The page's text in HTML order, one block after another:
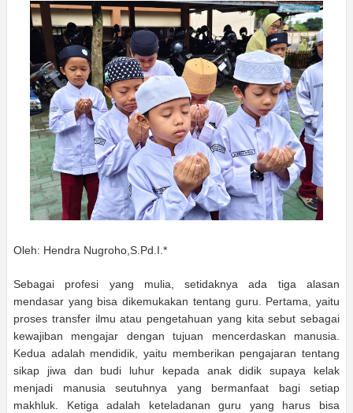
Oleh: Hendra Nugroho,S.Pd.I.*
Sebagai profesi yang mulia, setidaknya ada tiga alasan
mendasar yang bisa dikemukakan tentang guru. Pertama, yaitu
proses transfer ilmu atau pengetahuan yang kita sebut sebagai
kewajiban mengajar dengan tujuan mencerdaskan manusia.
Kedua adalah mendidik, yaitu memberikan pengajaran tentang
sikap jiwa dan budi luhur kepada anak didik supaya kelak
menjadi manusia seutuhnya yang bermanfaat bagi setiap
makhluk. Ketiga adalah keteladanan guru yang harus bisa